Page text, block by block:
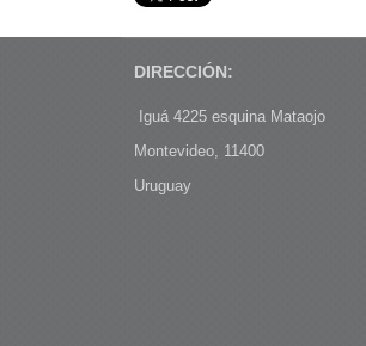
DIRECCIÓN:
Iguá 4225 esquina Mataojo
Montevideo, 11400
Uruguay